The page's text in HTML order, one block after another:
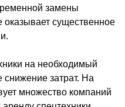
замены
оказывает существенное
на необходимый
снижение затрат. На
множество компаний